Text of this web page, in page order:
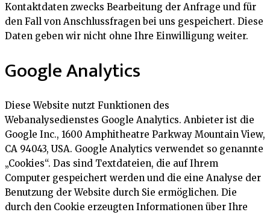
Kontaktdaten zwecks Bearbeitung der Anfrage und für
den Fall von Anschlussfragen bei uns gespeichert. Diese
Daten geben wir nicht ohne Ihre Einwilligung weiter.
Google Analytics
Diese Website nutzt Funktionen des
Webanalysedienstes Google Analytics. Anbieter ist die
Google Inc., 1600 Amphitheatre Parkway Mountain View,
CA 94043, USA. Google Analytics verwendet so genannte
„Cookies“. Das sind Textdateien, die auf Ihrem
Computer gespeichert werden und die eine Analyse der
Benutzung der Website durch Sie ermöglichen. Die
durch den Cookie erzeugten Informationen über Ihre